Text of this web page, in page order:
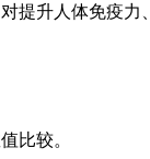
提升人体免疫力
比较。